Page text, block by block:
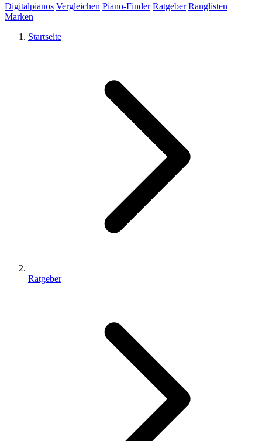
Digitalpianos Vergleichen Piano-Finder Ratgeber Ranglisten
Marken
Startseite
Ratgeber